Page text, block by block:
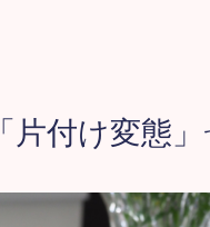
「片付け変態」